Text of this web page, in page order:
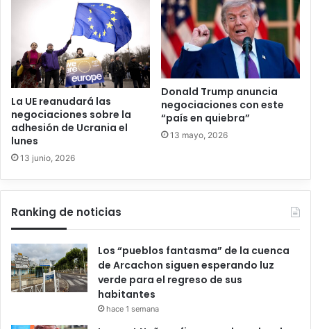
La UE reanudará las
negociaciones sobre la
adhesión de Ucrania el
lunes
13 junio, 2026
Donald Trump anuncia
negociaciones con este
“país en quiebra”
13 mayo, 2026
Ranking de noticias
Los “pueblos fantasma” de la cuenca
de Arcachon siguen esperando luz
verde para el regreso de sus
habitantes
hace 1 semana